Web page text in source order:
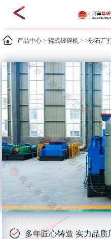
产品中心 >辊式破碎机 > >砂石厂
多年匠心铸造 实力品质